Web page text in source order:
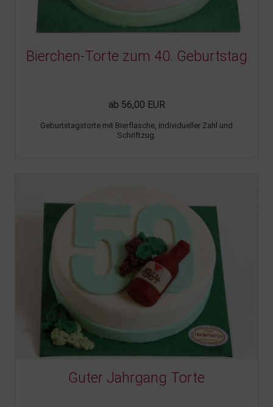
Bierchen-Torte zum 40. Geburtstag
ab 56,00 EUR
Geburtstagstorte mit Bierflasche, individueller Zahl und
Schriftzug.
Guter Jahrgang Torte